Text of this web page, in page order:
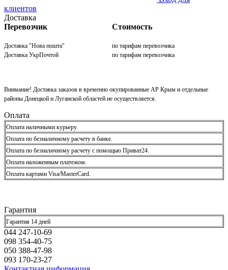
клиентов
Доставка
Перевозчик
Стоимость
Доставка "Нова пошта"
по тарифам перевозчика
Доставка УкрПочтой
по тарифам перевозчика
Внимание! Доставка заказов в временно окупированные АР Крым и отдельные
районы Донецкой и Луганской областей не осуществляется.
Оплата
Оплата наличными курьеру.
Оплата по безналичному расчету в банке.
Оплата по безналичному расчету с помощью Приват24.
Оплата наложенным платежом.
Оплата картами Visa/MasterCard.
Гарантия
Гарантия 14 дней
044 247-10-69
098 354-40-75
050 388-47-98
093 170-23-27